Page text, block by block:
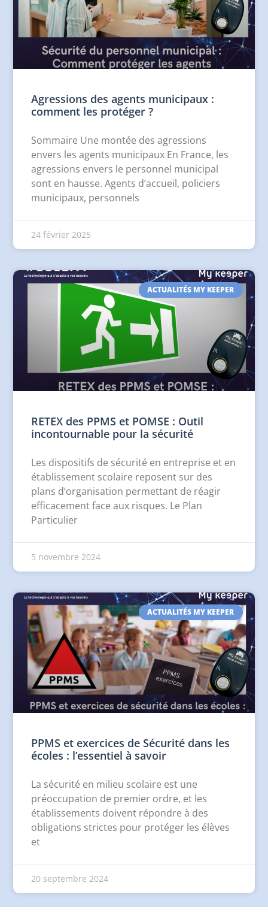
Agressions des agents municipaux :
comment les protéger ?
Sommaire Une montée des agressions
envers les agents municipaux En France, les
agressions envers le personnel municipal
sont en hausse. Agents d’accueil, policiers
municipaux, personnels
24 février 2025
ACTUALITÉS MY KEEPER
RETEX des PPMS et POMSE : Outil
incontournable pour la sécurité
Les dispositifs de sécurité en entreprise et en
établissement scolaire reposent sur des
plans d’organisation permettant de réagir
efficacement face aux risques. Le Plan
Particulier
5 novembre 2024
ACTUALITÉS MY KEEPER
PPMS et exercices de Sécurité dans les
écoles : l’essentiel à savoir
La sécurité en milieu scolaire est une
préoccupation de premier ordre, et les
établissements doivent répondre à des
obligations strictes pour protéger les élèves
et
20 septembre 2024